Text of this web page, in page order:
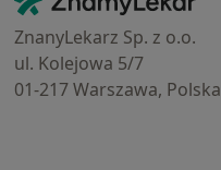
ZnanyLekarz Sp. z o.o.
ul. Kolejowa 5/7
01-217 Warszawa, Polska